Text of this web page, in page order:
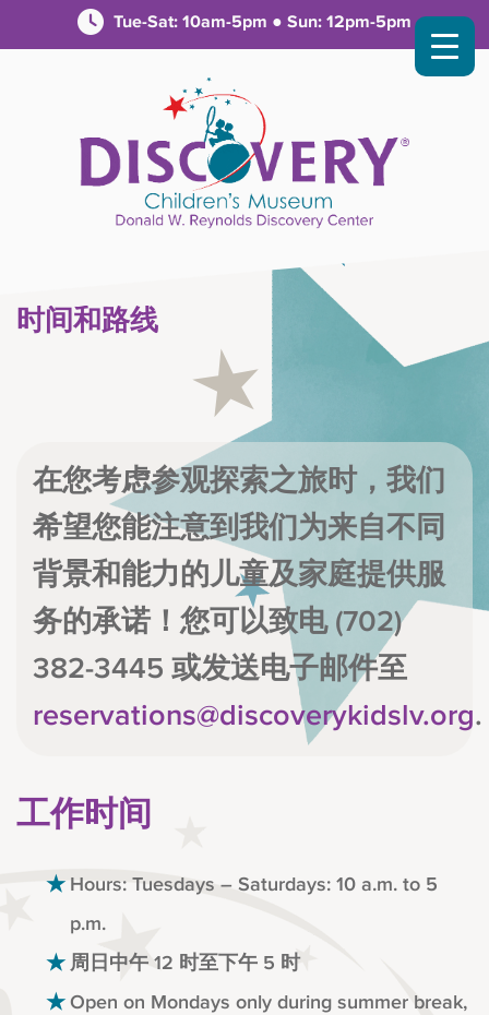
Tue-Sat: 10am-5pm ● Sun: 12pm-5pm
时间和路线
在您考虑参观探索之旅时，我们
希望您能注意到我们为来自不同
背景和能力的儿童及家庭提供服
务的承诺！您可以致电 (702)
382-3445 或发送电子邮件至
reservations@discoverykidslv.org.
工作时间
Hours: Tuesdays – Saturdays: 10 a.m. to 5
p.m.
周日中午 12 时至下午 5 时
Open on Mondays only during summer break,